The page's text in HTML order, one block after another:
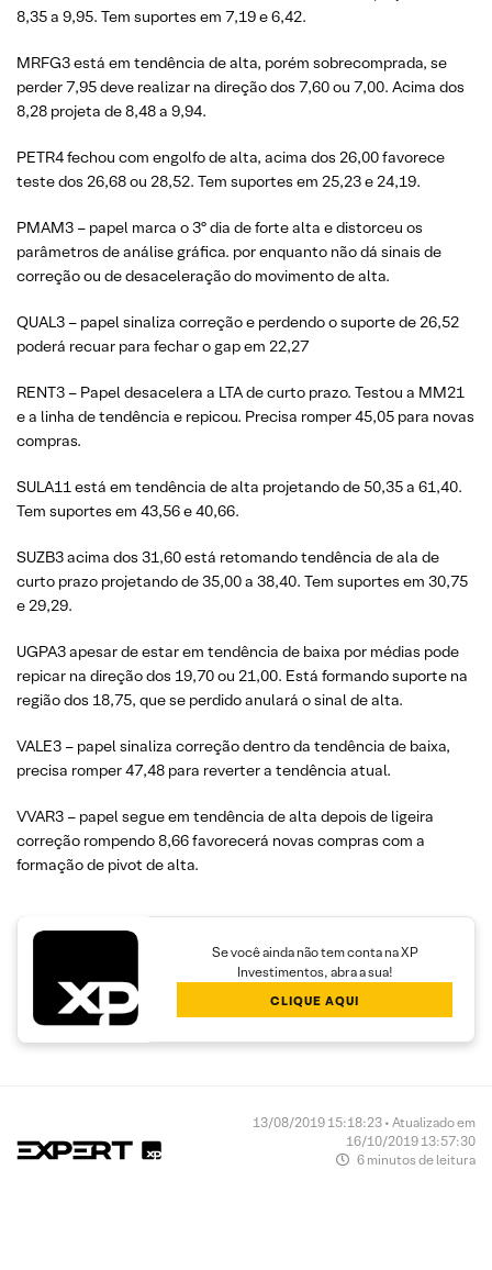
8,35 a 9,95. Tem suportes em 7,19 e 6,42.
MRFG3 está em tendência de alta, porém sobrecomprada, se
perder 7,95 deve realizar na direção dos 7,60 ou 7,00. Acima dos
8,28 projeta de 8,48 a 9,94.
PETR4 fechou com engolfo de alta, acima dos 26,00 favorece
teste dos 26,68 ou 28,52. Tem suportes em 25,23 e 24,19.
PMAM3 – papel marca o 3º dia de forte alta e distorceu os
parâmetros de análise gráfica. por enquanto não dá sinais de
correção ou de desaceleração do movimento de alta.
QUAL3 – papel sinaliza correção e perdendo o suporte de 26,52
poderá recuar para fechar o gap em 22,27
RENT3 – Papel desacelera a LTA de curto prazo. Testou a MM21
e a linha de tendência e repicou. Precisa romper 45,05 para novas
compras.
SULA11 está em tendência de alta projetando de 50,35 a 61,40.
Tem suportes em 43,56 e 40,66.
SUZB3 acima dos 31,60 está retomando tendência de ala de
curto prazo projetando de 35,00 a 38,40. Tem suportes em 30,75
e 29,29.
UGPA3 apesar de estar em tendência de baixa por médias pode
repicar na direção dos 19,70 ou 21,00. Está formando suporte na
região dos 18,75, que se perdido anulará o sinal de alta.
VALE3 – papel sinaliza correção dentro da tendência de baixa,
precisa romper 47,48 para reverter a tendência atual.
VVAR3 – papel segue em tendência de alta depois de ligeira
correção rompendo 8,66 favorecerá novas compras com a
formação de pivot de alta.
Se você ainda não tem conta na XP
Investimentos, abra a sua!
CLIQUE AQUI
13/08/2019 15:18:23 • Atualizado em
16/10/2019 13:57:30
6 minutos de leitura